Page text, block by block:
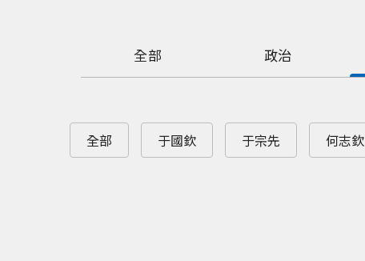
全部 政治
全部 于國欽 于宗先 何志欽